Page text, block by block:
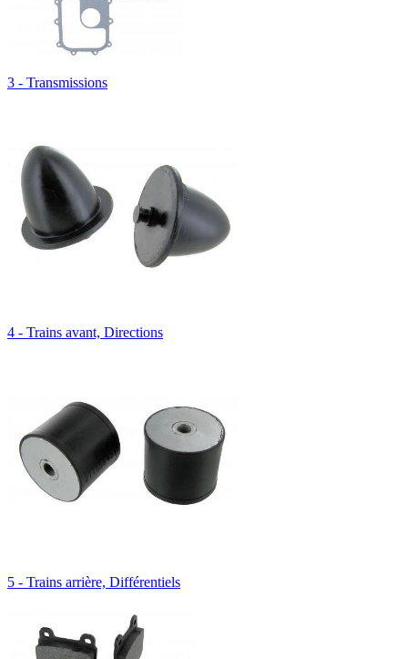
3 - Transmissions
4 - Trains avant, Directions
5 - Trains arrière, Différentiels